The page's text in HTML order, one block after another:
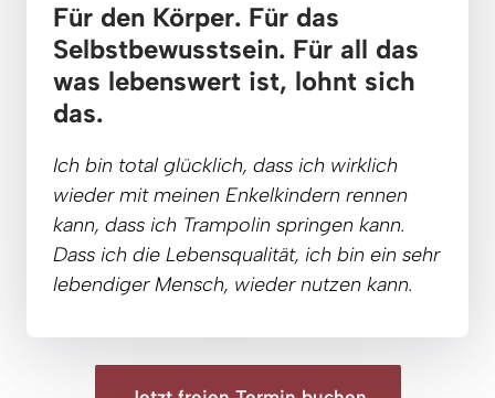
Für den Körper. Für das
Selbstbewusstsein. Für all
was lebenswert ist, lohnt
das.
Ich bin total glücklich, dass ich
wieder mit meinen Enkelkindern
kann, dass ich Trampolin springen
Dass ich die Lebensqualität, ich bin ein
sehr
lebendiger Mensch, wieder nutzen kann.